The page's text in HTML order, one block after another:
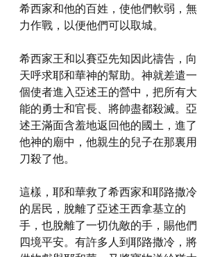
希西家和他的百姓，使他們軟弱，無
力作戰，以便他們可以取城。
希西家王和以賽亞先知因此禱告，向
天呼求耶和華神的幫助。神就差遣一
個使者進入亞述王的營中，把所有大
能的勇士和官長、將帥盡都殺滅。亞
述王滿面含羞地返回他的國土，進了
他神的廟中，他親生的兒子在那裏用
刀殺了他。
這樣，耶和華救了希西家和耶路撒冷
的居民，脫離了亞述王西拿基立的
手，也脫離了一切仇敵的手，賜他們
四境平安。有許多人到耶路撒冷，將